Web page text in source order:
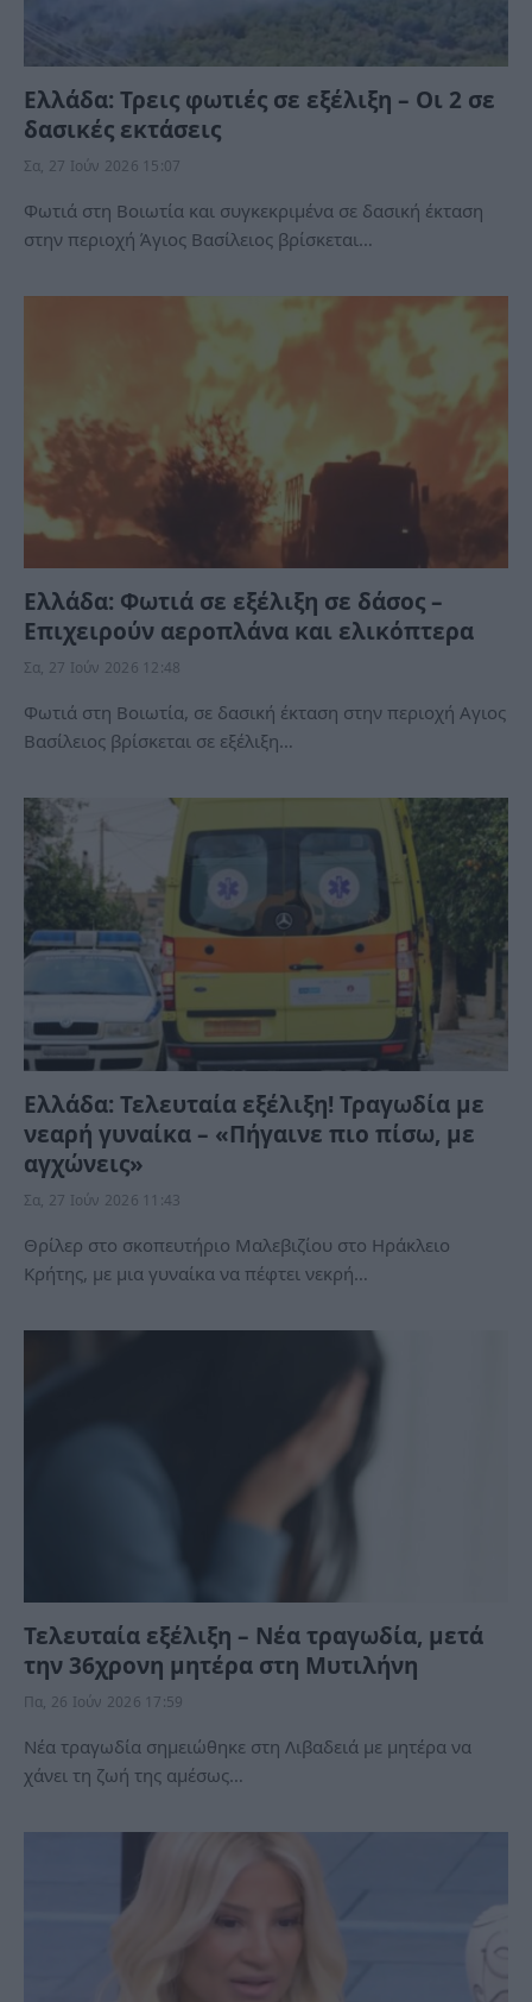
Ελλάδα: Τρεις φωτιές σε εξέλιξη – Οι 2 σε
δασικές εκτάσεις
Σα, 27 Ιούν 2026 15:07
Φωτιά στη Βοιωτία και συγκεκριμένα σε δασική έκταση
στην περιοχή Άγιος Βασίλειος βρίσκεται…
Ελλάδα: Φωτιά σε εξέλιξη σε δάσος –
Επιχειρούν αεροπλάνα και ελικόπτερα
Σα, 27 Ιούν 2026 12:48
Φωτιά στη Βοιωτία, σε δασική έκταση στην περιοχή Αγιος
Βασίλειος βρίσκεται σε εξέλιξη…
Ελλάδα: Τελευταία εξέλιξη! Τραγωδία με
νεαρή γυναίκα – «Πήγαινε πιο πίσω, με
αγχώνεις»
Σα, 27 Ιούν 2026 11:43
Θρίλερ στο σκοπευτήριο Μαλεβιζίου στο Ηράκλειο
Κρήτης, με μια γυναίκα να πέφτει νεκρή…
Τελευταία εξέλιξη – Νέα τραγωδία, μετά
την 36χρονη μητέρα στη Μυτιλήνη
Πα, 26 Ιούν 2026 17:59
Νέα τραγωδία σημειώθηκε στη Λιβαδειά με μητέρα να
χάνει τη ζωή της αμέσως…